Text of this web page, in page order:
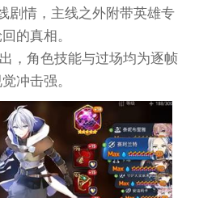
剧情，主线之外附带英雄专
的真相。
，角色技能与过场均为逐帧
冲击强。